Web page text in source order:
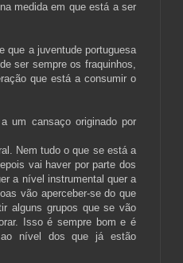
medida em que está a ser
que a juventude portuguesa
ser sempre os fraquinhos,
que está a consumir o
um cansaço originado por
Nem tudo o que se está a
vai haver por parte dos
a nível instrumental quer a
vão aperceber-se do que
alguns grupos que se vão
Isso é sempre bom e é
nível dos que já estão